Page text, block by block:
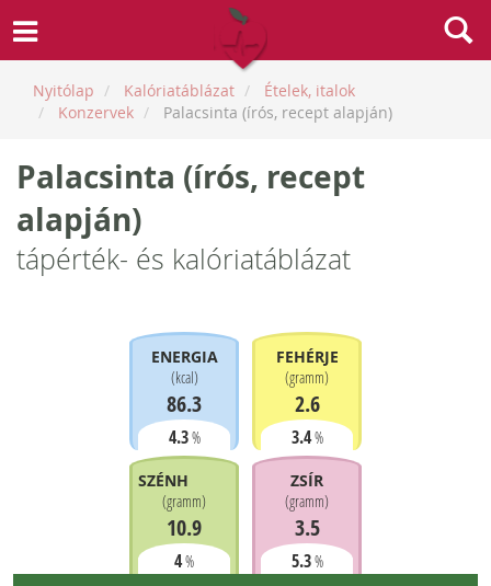
Nyitólap Kalóriatáblázat
Ételek, italok
Konzervek
Palacsinta (írós, recept alapján)
Palacsinta (írós, recept
alapján)
tápérték- és kalóriatáblázat
ENERGIA
(kcal)
86.3
4.3%
FEHÉRJE
(gramm)
2.6
3.4%
SZÉNHIDRÁT
(gramm)
10.9
4%
ZSÍR
(gramm)
3.5
5.3%